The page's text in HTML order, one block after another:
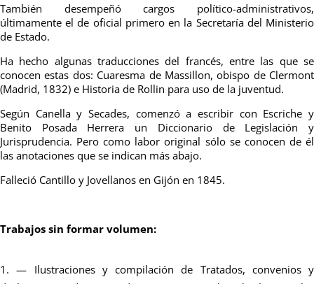
También desempeñó cargos político-administrativos,
últimamente el de oficial primero en la Secretaría del Ministerio
de Estado.
Ha hecho algunas traducciones del francés, entre las que se
conocen estas dos: Cuaresma de Massillon, obispo de Clermont
(Madrid, 1832) e Historia de Rollin para uso de la juventud.
Según Canella y Secades, comenzó a escribir con Escriche y
Benito Posada Herrera un Diccionario de Legislación y
Jurisprudencia. Pero como labor original sólo se conocen de él
las anotaciones que se indican más abajo.
Falleció Cantillo y Jovellanos en Gijón en 1845.
Trabajos sin formar volumen:
— Ilustraciones y compilación de Tratados, convenios y